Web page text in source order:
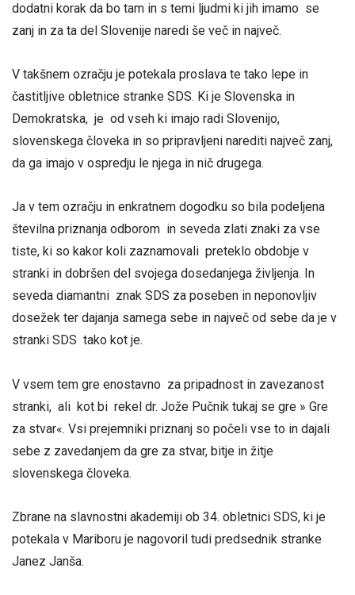
dodatni korak da bo tam in s temi ljudmi ki jih imamo se
zanj in za ta del Slovenije naredi še več in največ.
V takšnem ozračju je potekala proslava te tako lepe in
častitljive obletnice stranke SDS. Ki je Slovenska in
Demokratska, je od vseh ki imajo radi Slovenijo,
slovenskega človeka in so pripravljeni narediti največ zanj,
da ga imajo v ospredju le njega in nič drugega.
Ja v tem ozračju in enkratnem dogodku so bila podeljena
številna priznanja odborom in seveda zlati znaki za vse
tiste, ki so kakor koli zaznamovali preteklo obdobje v
stranki in dobršen del svojega dosedanjega življenja. In
seveda diamantni znak SDS za poseben in neponovljiv
dosežek ter dajanja samega sebe in največ od sebe da je v
stranki SDS tako kot je.
V vsem tem gre enostavno za pripadnost in zavezanost
stranki, ali kot bi rekel dr. Jože Pučnik tukaj se gre » Gre
za stvar«. Vsi prejemniki priznanj so počeli vse to in dajali
sebe z zavedanjem da gre za stvar, bitje in žitje
slovenskega človeka.
Zbrane na slavnostni akademiji ob 34. obletnici SDS, ki je
potekala v Mariboru je nagovoril tudi predsednik stranke
Janez Janša.